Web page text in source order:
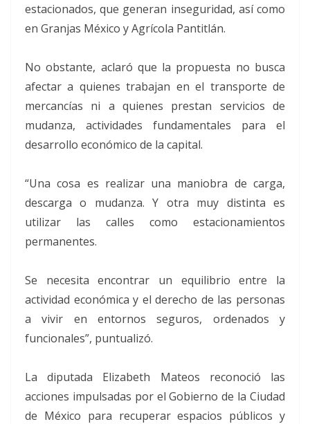
estacionados, que generan inseguridad, así como
en Granjas México y Agrícola Pantitlán.
No obstante, aclaró que la propuesta no busca
afectar a quienes trabajan en el transporte de
mercancías ni a quienes prestan servicios de
mudanza, actividades fundamentales para el
desarrollo económico de la capital.
“Una cosa es realizar una maniobra de carga,
descarga o mudanza. Y otra muy distinta es
utilizar las calles como estacionamientos
permanentes.
Se necesita encontrar un equilibrio entre la
actividad económica y el derecho de las personas
a vivir en entornos seguros, ordenados y
funcionales”, puntualizó.
La diputada Elizabeth Mateos reconoció las
acciones impulsadas por el Gobierno de la Ciudad
de México para recuperar espacios públicos y